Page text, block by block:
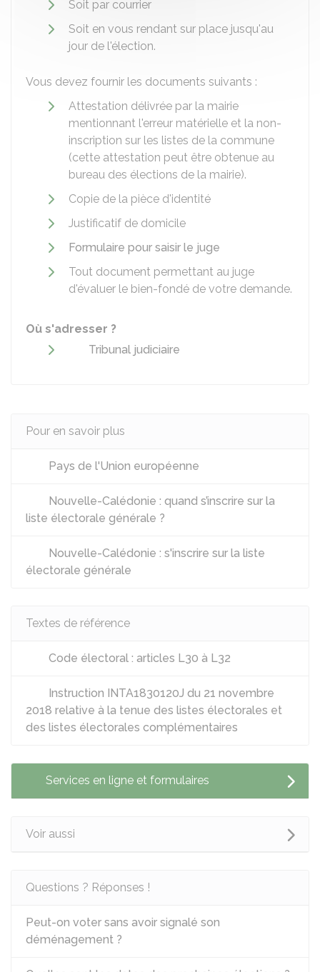
Soit par courrier
Soit en vous rendant sur place jusqu'au
jour de l'élection.
Vous devez fournir les documents suivants :
Attestation délivrée par la mairie
mentionnant l'erreur matérielle et la non-
inscription sur les listes de la commune
(cette attestation peut être obtenue au
bureau des élections de la mairie).
Copie de la pièce d'identité
Justificatif de domicile
Formulaire pour saisir le juge
Tout document permettant au juge
d'évaluer le bien-fondé de votre demande.
Où s'adresser ?
Tribunal judiciaire
Pour en savoir plus
Pays de l'Union européenne
Nouvelle-Calédonie : quand s’inscrire sur la
liste électorale générale ?
Nouvelle-Calédonie : s'inscrire sur la liste
électorale générale
Textes de référence
Code électoral : articles L30 à L32
Instruction INTA1830120J du 21 novembre
2018 relative à la tenue des listes électorales et
des listes électorales complémentaires
Services en ligne et formulaires
Voir aussi
Questions ? Réponses !
Peut-on voter sans avoir signalé son
déménagement ?